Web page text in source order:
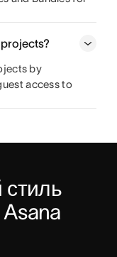
by
access to
стиль